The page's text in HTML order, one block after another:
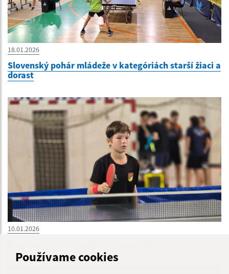
Používame cookies
18.01.2026
Slovenský pohár mládeže v kategóriách starší žiaci a
dorast
10.01.2026